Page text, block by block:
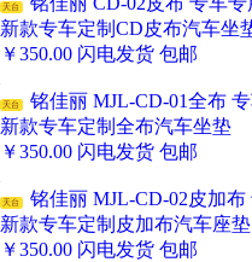
天台
新款专车定制CD皮布汽车坐
￥350.00 闪电发货 包邮
天台
铭佳丽 MJL-CD-01全布
新款专车定制全布汽车坐垫
￥350.00 闪电发货 包邮
天台
铭佳丽 MJL-CD-02皮加
新款专车定制皮加布汽车座垫
￥350.00 闪电发货 包邮